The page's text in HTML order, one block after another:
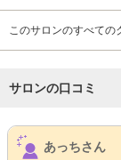
このサロンのすべての
サロンの口コミ
サ
あっちさん